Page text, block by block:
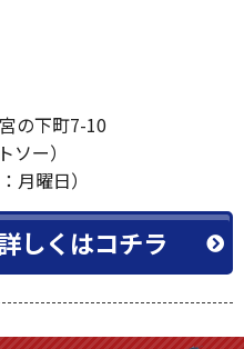
の下町7-10
ー）
月曜日）
しくはコチラ